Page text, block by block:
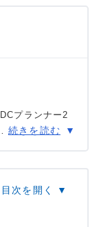
プランナー2
、10年間食品
続きを読む